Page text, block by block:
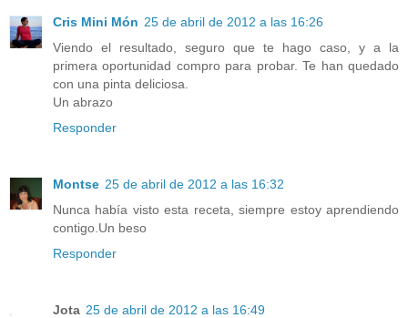
Cris Mini Món 25 de abril de 2012 a las 16:26
Viendo el resultado, seguro que te hago caso, y a la
primera oportunidad compro para probar. Te han quedado
con una pinta deliciosa.
Un abrazo
Responder
Montse 25 de abril de 2012 a las 16:32
Nunca había visto esta receta, siempre estoy aprendiendo
contigo.Un beso
Responder
Jota 25 de abril de 2012 a las 16:49